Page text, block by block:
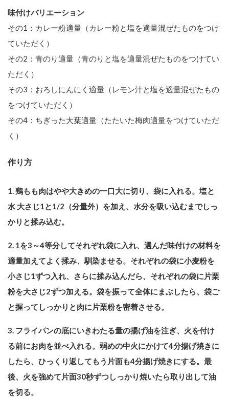
味付けバリエーション
その1：カレー粉適量（カレー粉と塩を適量混ぜたものをつけ
ていただく）
その2：青のり適量（青のりと塩を適量混ぜたものをつけてい
ただく）
その3：おろしにんにく適量（レモン汁と塩を適量混ぜたもの
をつけていただく）
その4：ちぎった大葉適量（たたいた梅肉適量をつけていただ
く）
作り方
1. 鶏もも肉はやや大きめの一口大に切り、袋に入れる。塩と
水 大さじ1と1/2（分量外）を加え、水分を吸い込むまでしっ
かりと揉み込む。
2. 1を3～4等分してそれぞれ袋に入れ、選んだ味付けの材料を
適量加えてよく揉み、馴染ませる。それぞれの袋に小麦粉を
小さじ1ずつ入れ、さらに揉み込んだら、それぞれの袋に片栗
粉を大さじ2ずつ加える。袋を振って全体にまぶしたら、袋ご
と握ってしっかりと肉に片栗粉を密着させる。
3. フライパンの底にいきわたる量の揚げ油を注ぎ、火を付け
る前にお肉を並べ入れる。弱めの中火にかけて4分揚げ焼きに
したら、ひっくり返してもう片面も4分揚げ焼きにする。最
後、火を強めて片面30秒ずつしっかり焼いたら取り出して油
を切る。